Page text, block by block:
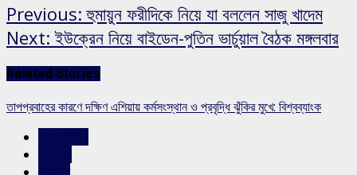
Previous: হুমায়ুন ফরীদিকে নিয়ে যা বললেন সাজু খাদেম
Next: ইউক্রেন নিয়ে বাইডেন-পুতিন ভার্চুয়াল বৈঠক মঙ্গলবার
Related Stories
তাপপ্রবাহের কারণে দক্ষিণ এশিয়ায় কর্মসংস্থান ও প্রবৃদ্ধি ঝুঁকির মুখে: বিশ্বব্যাংক